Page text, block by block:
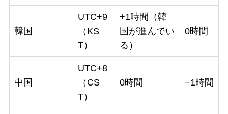
韓国
UTC+9
（KS
T）
+1時間（韓
国が進んでい
る）
0時間
中国
UTC+8
（CS
T）
0時間 −1時間